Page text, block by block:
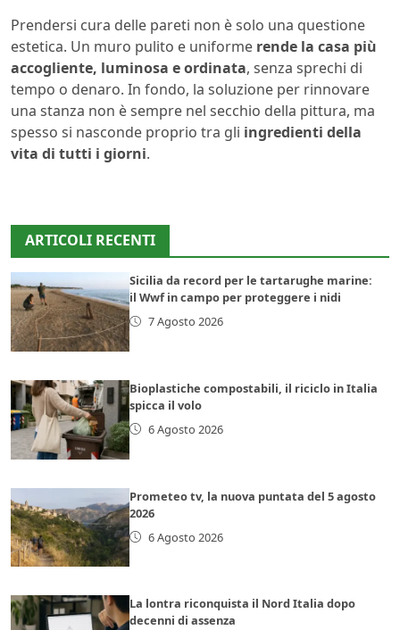
Prendersi cura delle pareti non è solo una questione
estetica. Un muro pulito e uniforme rende la casa più
accogliente, luminosa e ordinata, senza sprechi di
tempo o denaro. In fondo, la soluzione per rinnovare
una stanza non è sempre nel secchio della pittura, ma
spesso si nasconde proprio tra gli ingredienti della
vita di tutti i giorni.
ARTICOLI RECENTI
Sicilia da record per le tartarughe marine:
il Wwf in campo per proteggere i nidi
7 Agosto 2026
Bioplastiche compostabili, il riciclo in Italia
spicca il volo
6 Agosto 2026
Prometeo tv, la nuova puntata del 5 agosto
2026
6 Agosto 2026
La lontra riconquista il Nord Italia dopo
decenni di assenza